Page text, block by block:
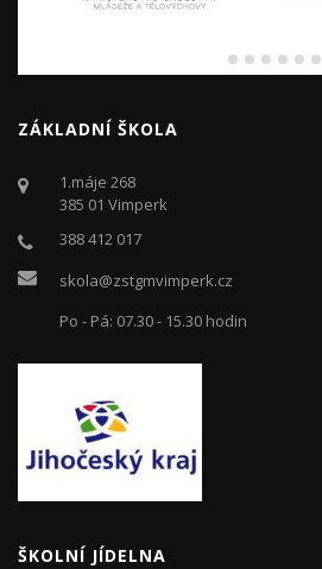
ZÁKLADNÍ ŠKOLA
1.máje 268
385 01 Vimperk
388 412 017
skola@zstgmvimperk.cz
Po - Pá: 07.30 - 15.30 hodin
ŠKOLNÍ JÍDELNA